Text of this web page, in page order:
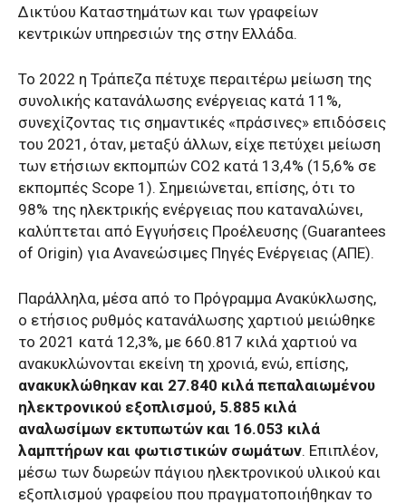
Δικτύου Καταστημάτων και των γραφείων
κεντρικών υπηρεσιών της στην Ελλάδα.
Το 2022 η Τράπεζα πέτυχε περαιτέρω μείωση της
συνολικής κατανάλωσης ενέργειας κατά 11%,
συνεχίζοντας τις σημαντικές «πράσινες» επιδόσεις
του 2021, όταν, μεταξύ άλλων, είχε πετύχει μείωση
των ετήσιων εκπομπών CO2 κατά 13,4% (15,6% σε
εκπομπές Scope 1). Σημειώνεται, επίσης, ότι το
98% της ηλεκτρικής ενέργειας που καταναλώνει,
καλύπτεται από Εγγυήσεις Προέλευσης (Guarantees
of Origin) για Ανανεώσιμες Πηγές Ενέργειας (ΑΠΕ).
Παράλληλα, μέσα από το Πρόγραμμα Ανακύκλωσης,
ο ετήσιος ρυθμός κατανάλωσης χαρτιού μειώθηκε
το 2021 κατά 12,3%, με 660.817 κιλά χαρτιού να
ανακυκλώνονται εκείνη τη χρονιά, ενώ, επίσης,
ανακυκλώθηκαν και 27.840 κιλά πεπαλαιωμένου
ηλεκτρονικού εξοπλισμού, 5.885 κιλά
αναλωσίμων εκτυπωτών και 16.053 κιλά
λαμπτήρων και φωτιστικών σωμάτων. Επιπλέον,
μέσω των δωρεών πάγιου ηλεκτρονικού υλικού και
εξοπλισμού γραφείου που πραγματοποιήθηκαν το